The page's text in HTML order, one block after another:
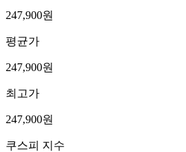
247,900원
평균가
247,900원
최고가
247,900원
쿠스피 지수